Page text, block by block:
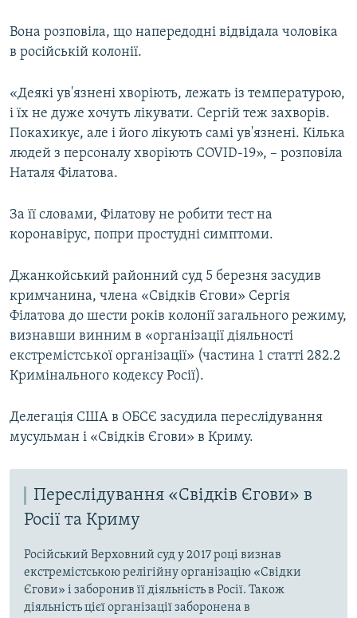
Вона розповіла, що напередодні відвідала чоловіка
в російській колонії.
«Деякі ув'язнені хворіють, лежать із температурою,
і їх не дуже хочуть лікувати. Сергій теж захворів.
Покахикує, але і його лікують самі ув'язнені. Кілька
людей з персоналу хворіють COVID-19», – розповіла
Наталя Філатова.
За її словами, Філатову не робити тест на
коронавірус, попри простудні симптоми.
Джанкойський районний суд 5 березня засудив
кримчанина, члена «Свідків Єгови» Сергія
Філатова до шести років колонії загального режиму,
визнавши винним в «організації діяльності
екстремістської організації» (частина 1 статті 282.2
Кримінального кодексу Росії).
Делегація США в ОБСЄ засудила переслідування
мусульман і «Свідків Єгови» в Криму.
Переслідування «Свідків Єгови» в
Росії та Криму
Російський Верховний суд у 2017 році визнав
екстремістською релігійну організацію «Свідки
Єгови» і заборонив її діяльність в Росії. Також
діяльність цієї організації заборонена в